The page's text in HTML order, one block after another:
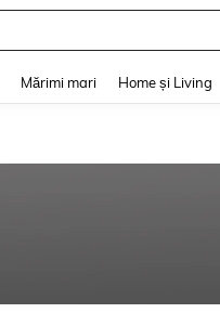
Mărimi mari Home și Living